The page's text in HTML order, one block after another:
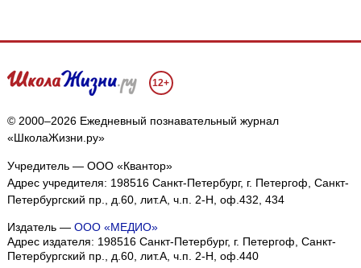
12+
© 2000–2026 Ежедневный познавательный журнал
«ШколаЖизни.ру»
Учредитель — ООО «Квантор»
Адрес учредителя: 198516 Санкт-Петербург, г. Петергоф, Санкт-
Петербургский пр., д.60, лит.А, ч.п. 2-Н, оф.432, 434
Издатель — ООО «МЕДИО»
Адрес издателя: 198516 Санкт-Петербург, г. Петергоф, Санкт-
Петербургский пр., д.60, лит.А, ч.п. 2-Н, оф.440